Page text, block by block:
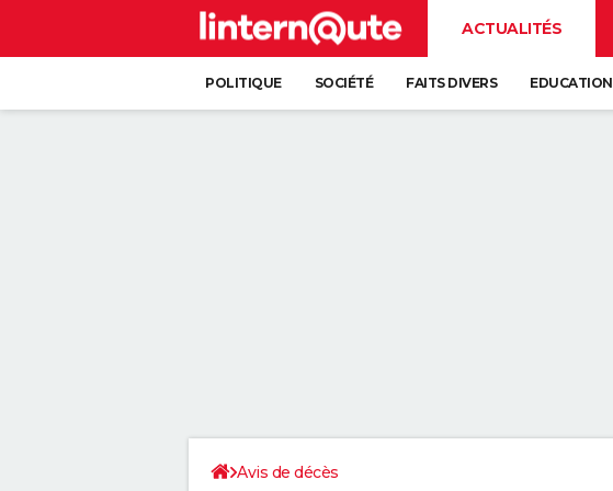
ACTUALITÉS
POLITIQUE SOCIÉTÉ FAITS DIVERS EDUCATION
Avis de décès